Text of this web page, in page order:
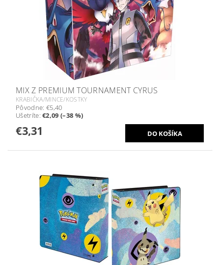
MIX Z PREMIUM TOURNAMENT CYRUS
KRABIČKA/MINCE/KOSTKY
Pôvodne: €5,40
Ušetríte:€2,09 (–38 %)
€3,31